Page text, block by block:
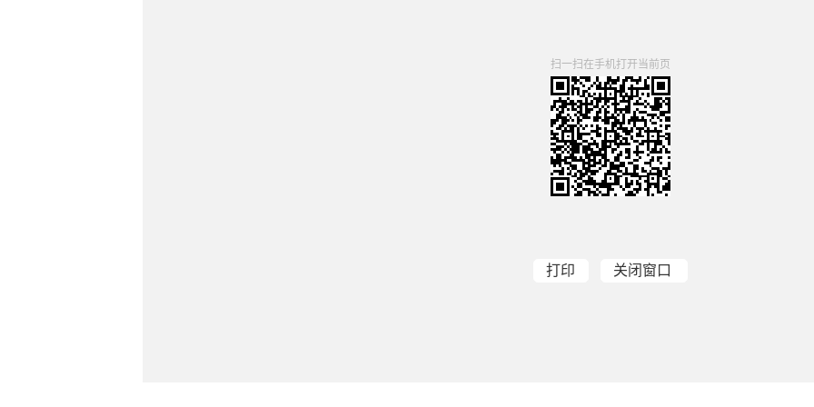
扫一扫在手机打开当前页
打印 关闭窗口